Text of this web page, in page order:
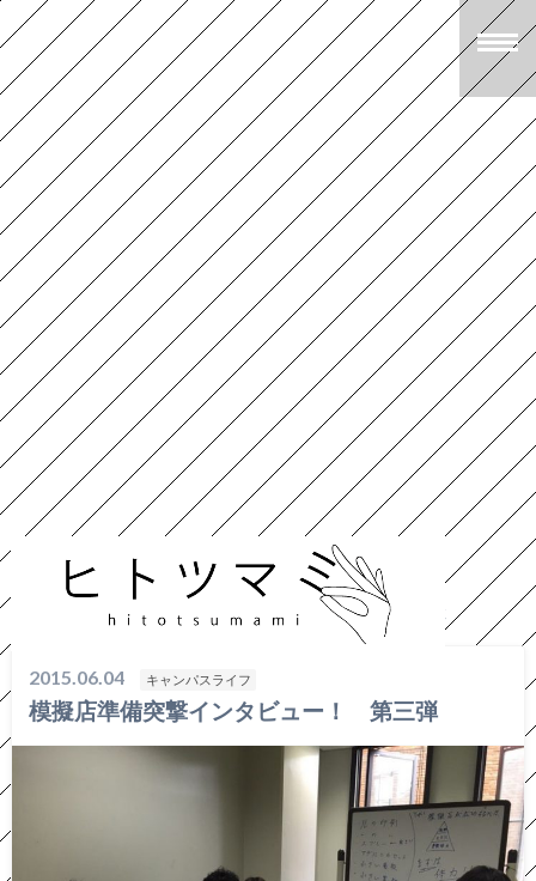
キャンパスライフ 模擬店準備突撃インタビュー！ 第三弾
2015.06.04 キャンパスライフ
模擬店準備突撃インタビュー！ 第三弾